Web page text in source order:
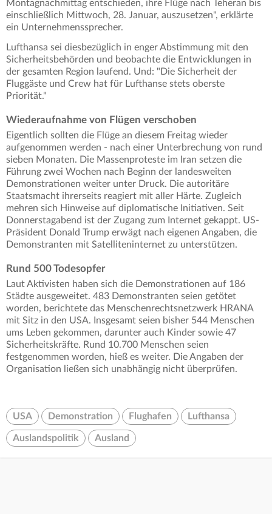
Montagnachmittag entschieden, ihre Flüge nach Teheran bis
einschließlich Mittwoch, 28. Januar, auszusetzen", erklärte
ein Unternehmenssprecher.
Lufthansa sei diesbezüglich in enger Abstimmung mit den
Sicherheitsbehörden und beobachte die Entwicklungen in
der gesamten Region laufend. Und: "Die Sicherheit der
Fluggäste und Crew hat für Lufthanse stets oberste
Priorität."
Wiederaufnahme von Flügen verschoben
Eigentlich sollten die Flüge an diesem Freitag wieder
aufgenommen werden - nach einer Unterbrechung von rund
sieben Monaten. Die Massenproteste im Iran setzen die
Führung zwei Wochen nach Beginn der landesweiten
Demonstrationen weiter unter Druck. Die autoritäre
Staatsmacht ihrerseits reagiert mit aller Härte. Zugleich
mehren sich Hinweise auf diplomatische Initiativen. Seit
Donnerstagabend ist der Zugang zum Internet gekappt. US-
Präsident Donald Trump erwägt nach eigenen Angaben, die
Demonstranten mit Satelliteninternet zu unterstützen.
Rund 500 Todesopfer
Laut Aktivisten haben sich die Demonstrationen auf 186
Städte ausgeweitet. 483 Demonstranten seien getötet
worden, berichtete das Menschenrechtsnetzwerk HRANA
mit Sitz in den USA. Insgesamt seien bisher 544 Menschen
ums Leben gekommen, darunter auch Kinder sowie 47
Sicherheitskräfte. Rund 10.700 Menschen seien
festgenommen worden, hieß es weiter. Die Angaben der
Organisation ließen sich unabhängig nicht überprüfen.
USA Demonstration Flughafen Lufthansa
Auslandspolitik Ausland